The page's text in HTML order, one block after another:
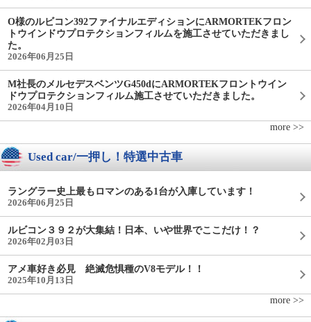
O様のルビコン392ファイナルエディションにARMORTEKフロン
トウインドウプロテクションフィルムを施工させていただきまし
た。
2026年06月25日
M社長のメルセデスベンツG450dにARMORTEKフロントウイン
ドウプロテクションフィルム施工させていただきました。
2026年04月10日
more >>
Used car/一押し！特選中古車
ラングラー史上最もロマンのある1台が入庫しています！
2026年06月25日
ルビコン３９２が大集結！日本、いや世界でここだけ！？
2026年02月03日
アメ車好き必見 絶滅危惧種のV8モデル！！
2025年10月13日
more >>